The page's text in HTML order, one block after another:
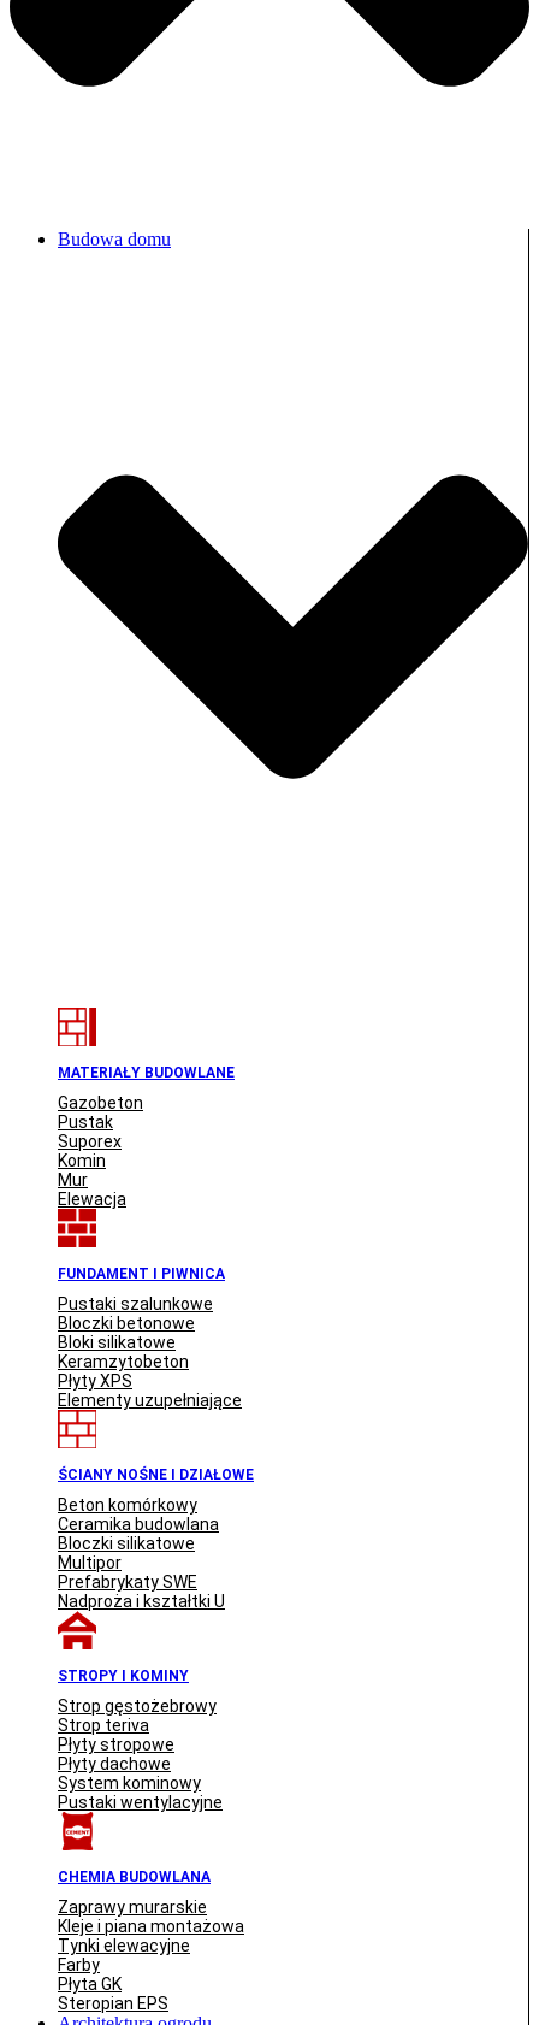
Budowa domu
MATERIAŁY BUDOWLANE
Gazobeton
Pustak
Suporex
Komin
Mur
Elewacja
FUNDAMENT I PIWNICA
Pustaki szalunkowe
Bloczki betonowe
Bloki silikatowe
Keramzytobeton
Płyty XPS
Elementy uzupełniające
ŚCIANY NOŚNE I DZIAŁOWE
Beton komórkowy
Ceramika budowlana
Bloczki silikatowe
Multipor
Prefabrykaty SWE
Nadproża i kształtki U
STROPY I KOMINY
Strop gęstożebrowy
Strop teriva
Płyty stropowe
Płyty dachowe
System kominowy
Pustaki wentylacyjne
CHEMIA BUDOWLANA
Zaprawy murarskie
Kleje i piana montażowa
Tynki elewacyjne
Farby
Płyta GK
Steropian EPS